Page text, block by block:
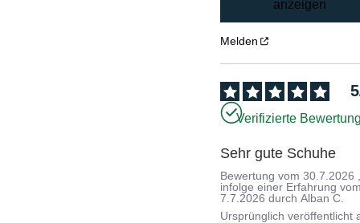
anzeigen
Melden
5
Verifizierte
Sehr gute Schuhe
Bewertung vom30.7.2026
infolge einer Erfahrung
7.7.2026 durchAlban C.
Ursprünglich veröffentlicht